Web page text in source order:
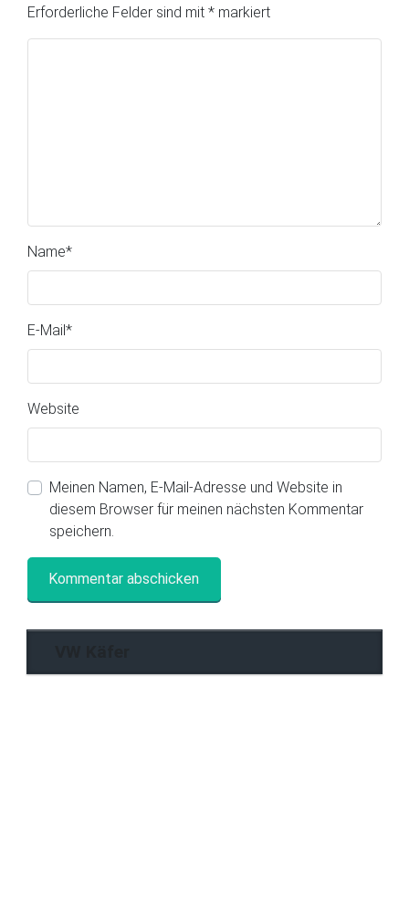
Erforderliche Felder sind mit * markiert
Name*
E-Mail*
Website
Meinen Namen, E-Mail-Adresse und Website in
diesem Browser für meinen nächsten Kommentar
speichern.